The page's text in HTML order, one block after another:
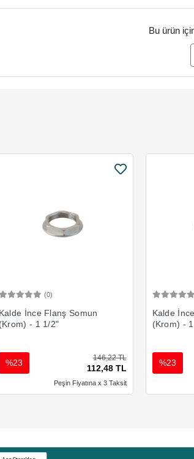
Bu ürün
(0)
Kalde İnce Flanş Somun
(Krom) - 1 1/2"
146,22 TL
112,48 TL
%23
Peşin Fiyatına x 3 Taksit
Kalde
(Krom) -
%23